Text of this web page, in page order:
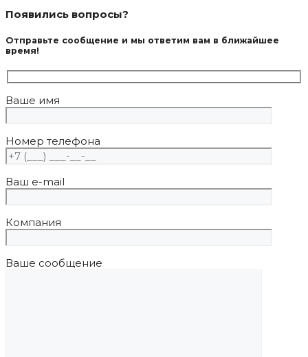
Появились вопросы?
Отправьте сообщение и мы ответим вам в ближайшее
время!
Ваше имя
Номер телефона
Ваш e-mail
Компания
Ваше сообщение